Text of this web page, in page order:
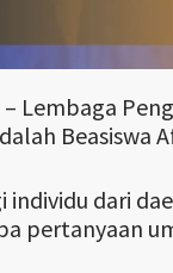
– Lembaga
Beasiswa
individu dari
pertanyaan